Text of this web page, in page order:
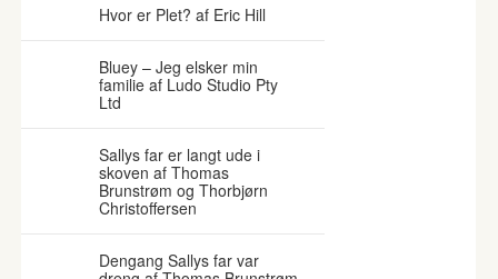
Hvor er Plet? af Eric Hill
Bluey – Jeg elsker min
familie af Ludo Studio Pty
Ltd
Sallys far er langt ude i
skoven af Thomas
Brunstrøm og Thorbjørn
Christoffersen
Dengang Sallys far var